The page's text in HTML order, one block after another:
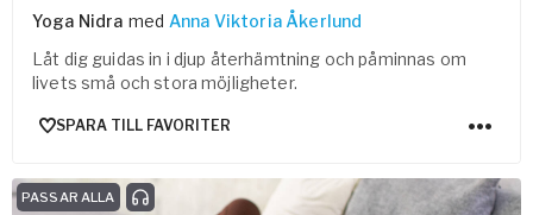
Yoga Nidra med Anna Viktoria Åkerlund
Låt dig guidas in i djup återhämtning och påminnas om
livets små och stora möjligheter.
SPARA TILL FAVORITER
PASSAR ALLA